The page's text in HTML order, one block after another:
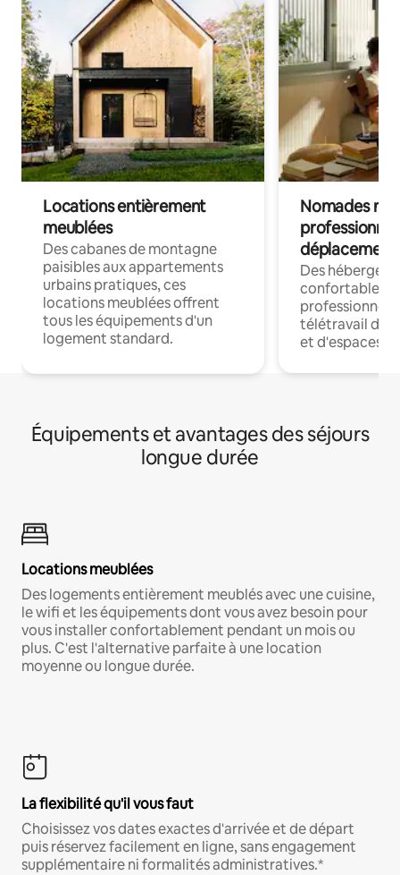
Locations entièrement
meublées
Des cabanes de montagne
paisibles aux appartements
urbains pratiques, ces
locations meublées offrent
tous les équipements d'un
logement standard.
Nomades
déplacement
Des
confortables
professionnels
télétravail
et d'espaces
Équipements et avantages des séjours
longue durée
Locations meublées
Des logements entièrement meublés avec une cuisine,
le wifi et les équipements dont vous avez besoin pour
vous installer confortablement pendant un mois ou
plus. C'est l'alternative parfaite à une location
moyenne ou longue durée.
La flexibilité qu'il vous faut
Choisissez vos dates exactes d'arrivée et de départ
puis réservez facilement en ligne, sans engagement
supplémentaire ni formalités administratives.*